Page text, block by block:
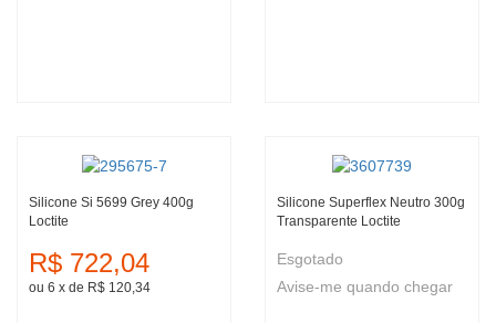
Silicone Si 5699 Grey 400g
Loctite
R$ 722,04
ou 6 x de R$ 120,34
Silicone Superflex Neutro 300g
Transparente Loctite
Esgotado
Avise-me quando chegar